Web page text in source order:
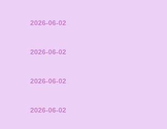
2026-06-02
2026-06-02
2026-06-02
2026-06-02